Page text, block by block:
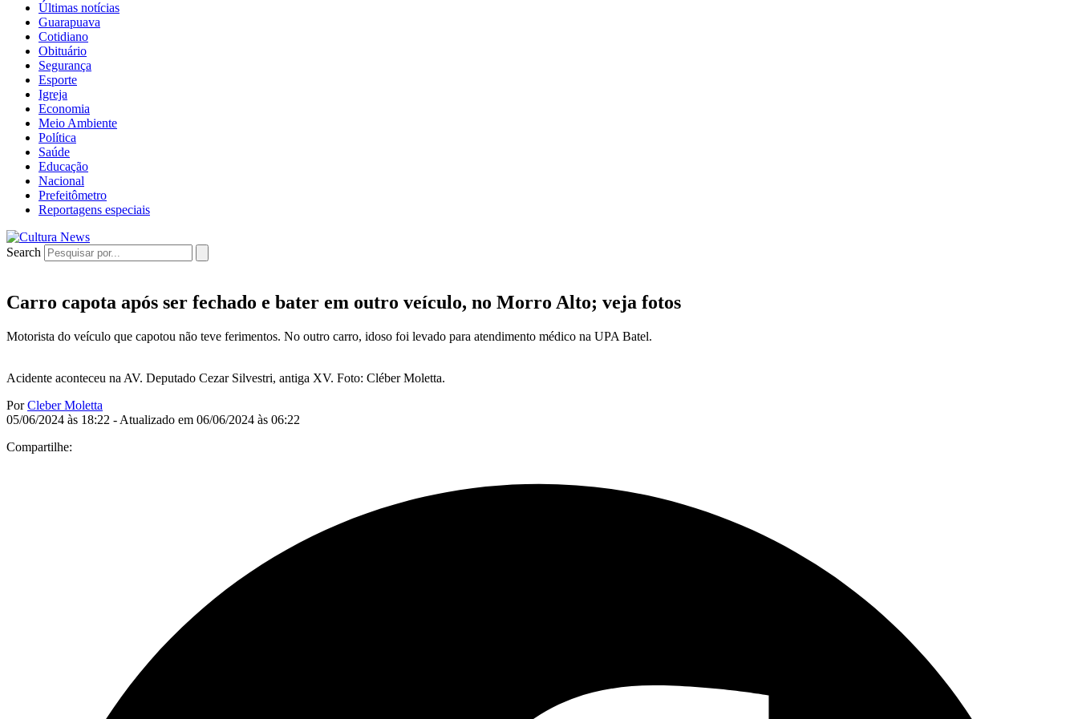
Últimas notícias
Guarapuava
Cotidiano
Obituário
Segurança
Esporte
Igreja
Economia
Meio Ambiente
Política
Saúde
Educação
Nacional
Prefeitômetro
Reportagens especiais
Search
Carro capota após ser fechado e bater em outro veículo, no Morro Alto; veja fotos
Motorista do veículo que capotou não teve ferimentos. No outro carro, idoso foi levado para atendimento médico na UPA Batel.
Acidente aconteceu na AV. Deputado Cezar Silvestri, antiga XV. Foto: Cléber Moletta.
PorCleber Moletta
05/06/2024 às 18:22 - Atualizado em 06/06/2024 às 06:22
Compartilhe: